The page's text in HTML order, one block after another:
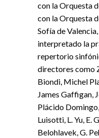
con laOrquesta
con laOrquesta
Sofía de
interpretado la
repertorio
directores como
Biondi, Michel
James Gaffigan,
Plácido
Luisotti, L. Yu, E.
Belohlavek, G.